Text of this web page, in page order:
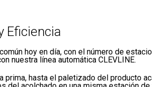
Eficiencia
hoy en día, con el número de
nuestra línea automática CLEVLINE.
hasta el paletizado del producto